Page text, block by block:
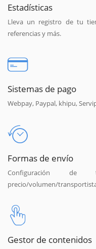
Estadísticas
Lleva un registro de tu
referencias y más.
Sistemas de pago
Webpay, Paypal, khipu,
Formas de envío
Configuración
precio/volumen/
Gestor de contenidos